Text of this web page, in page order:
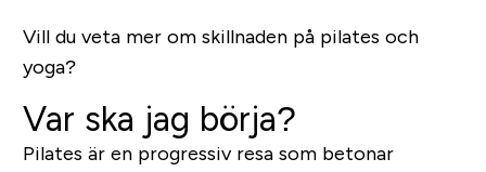
Vill du veta mer om skillnaden på pilates och
yoga?
Var ska jag börja?
Pilates är en progressiv resa som betonar